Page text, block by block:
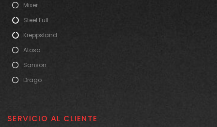
Mixer
Steel Full
Kreppsland
Atosa
Sanson
Drago
SERVICIO AL CLIENTE